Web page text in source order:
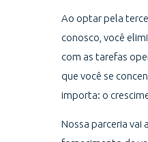
Ao optar pela
conosco, você
com as tarefas
que você se
importa: o
Nossa parceria vai